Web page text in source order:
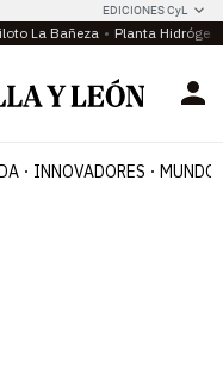
EDICIONES CyL
La Bañeza Planta
INNOVADORES MUNDO